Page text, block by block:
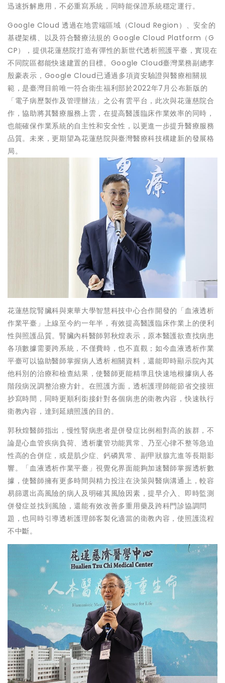
迅速拆解應用，不必重寫系統，同時能保證系統穩定運行。
Google Cloud 透過在地雲端區域（Cloud Region）、安全的
基礎架構、以及符合醫療法規的 Google Cloud Platform（G
CP），提供花蓮慈院打造有彈性的新世代透析照護平臺，實現在
不同院區都能快速建置的目標。Google Cloud臺灣業務副總李
殷豪表示，Google Cloud已通過多項資安驗證與醫療相關規
範，是臺灣目前唯一符合衛生福利部於2022年7月公布新版的
「電子病歷製作及管理辦法」之公有雲平台，此次與花蓮慈院合
作，協助將其醫療服務上雲，在提高醫護臨床作業效率的同時，
也能確保作業系統的自主性和安全性，以更進一步提升醫療服務
品質。未來，更期望為花蓮慈院與臺灣醫療科技構建新的發展格
局。
花蓮慈院腎臟科與東華大學智慧科技中心合作開發的「血液透析
作業平臺」上線至今約一年半，有效提高醫護臨床作業上的便利
性與照護品質。腎臟內科醫師郭秋煌表示，原本醫護欲查找病患
各項數據需要跨系統，不僅費時，也不直觀；如今血液透析作業
平臺可以協助醫師掌握病人透析相關資料，還能即時顯示院內其
他科別的治療和檢查結果，使醫師更能精準且快速地根據病人各
階段病況調整治療方針。在照護方面，透析護理師能節省交接班
抄寫時間，同時更順利銜接針對各個病患的衛教內容，快速執行
衛教內容，達到延續照護的目的。
郭秋煌醫師指出，慢性腎病患者是併發症比例相對高的族群，不
論是心血管疾病負荷、透析廔管功能異常、乃至心律不整等急迫
性高的合併症，或是肌少症、鈣磷異常、副甲狀腺亢進等長期影
響。「血液透析作業平臺」視覺化界面能夠加速醫師掌握透析數
據，使醫師擁有更多時間與精力投注在決策與醫病溝通上，較容
易篩選出高風險的病人及明確其風險因素，提早介入、即時監測
併發症並找到風險，還能有效改善多重用藥及跨科門診協調問
題，也同時引導透析護理師客製化適當的衛教內容，使照護流程
不中斷。